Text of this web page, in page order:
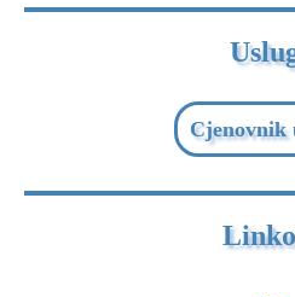
Cjenovnik